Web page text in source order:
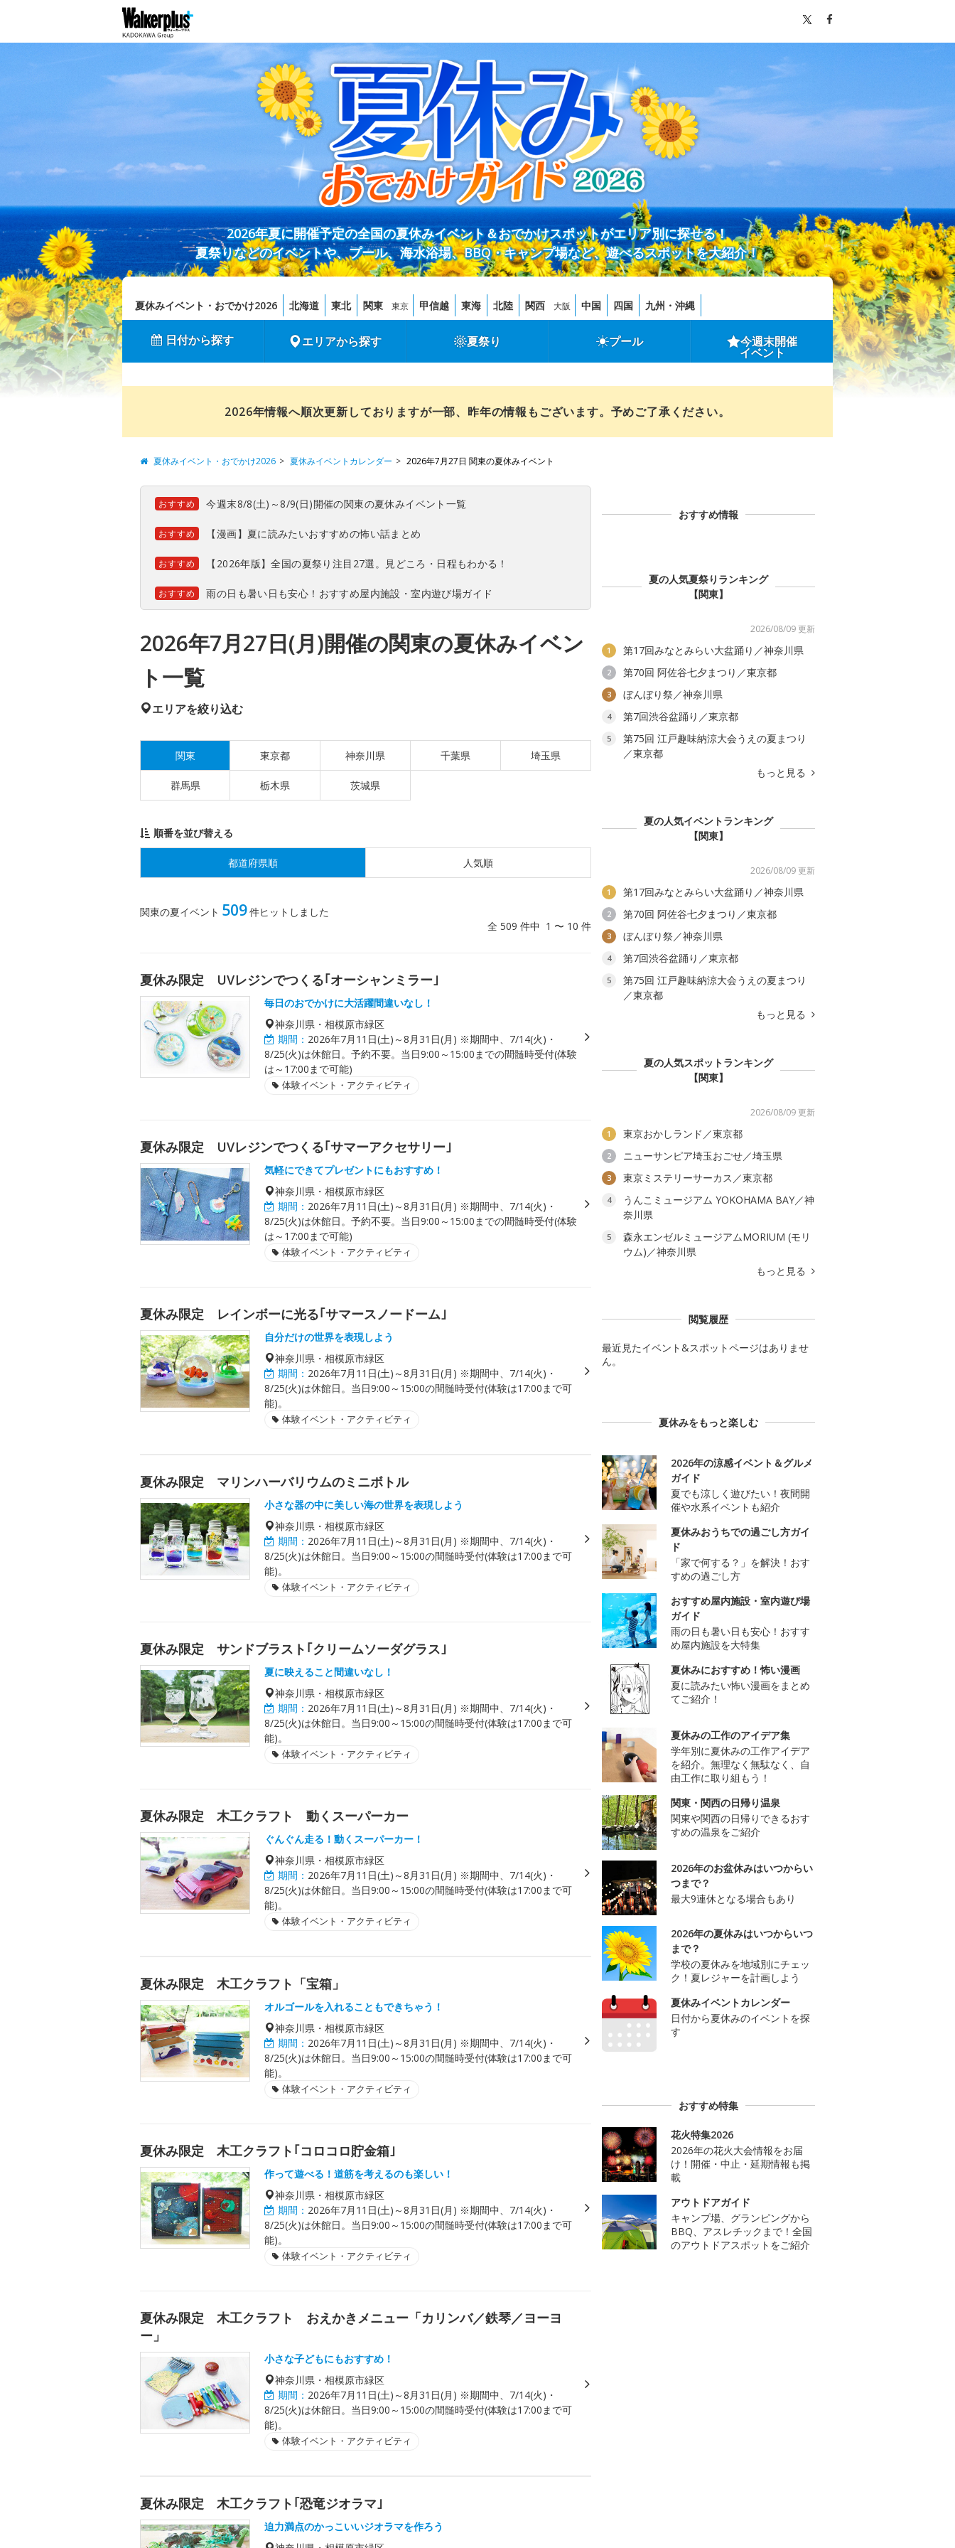
2026年夏に開催予定の全国の夏休みイベント＆おでかけスポットがエリア別に探せる！
夏祭りなどのイベントや、プール、海水浴場、BBQ・キャンプ場など、遊べるスポットを大紹介！
夏休みイベント・おでかけ2026 北海道 東北 関東 東京 甲信越 東海 北陸 関西 大阪 中国 四国 九州・沖縄
日付から探す エリアから探す 夏祭り プール 今週末開催
イベント
2026年情報へ順次更新しておりますが一部、昨年の情報もございます。予めご了承ください。
夏休みイベント・おでかけ2026 夏休みイベントカレンダー 2026年7月27日 関東の夏休みイベント
おすすめ 今週末8/8(土)～8/9(日)開催の関東の夏休みイベント一覧
おすすめ 【漫画】夏に読みたいおすすめの怖い話まとめ
おすすめ 【2026年版】全国の夏祭り注目27選。見どころ・日程もわかる！
おすすめ 雨の日も暑い日も安心！おすすめ屋内施設・室内遊び場ガイド
2026年7月27日(月)開催の関東の夏休みイベン
ト一覧
エリアを絞り込む
関東 東京都 神奈川県 千葉県 埼玉県
群馬県 栃木県 茨城県
順番を並び替える
都道府県順 人気順
関東の夏イベント 509件ヒットしました
全 509 件中 1 〜 10 件
夏休み限定 UVレジンでつくる｢オーシャンミラー｣
毎日のおでかけに大活躍間違いなし！
神奈川県・相模原市緑区
期間： 2026年7月11日(土)～8月31日(月) ※期間中、7/14(火)・
8/25(火)は休館日。予約不要。当日9:00～15:00までの間髄時受付(体験
は～17:00まで可能)
体験イベント・アクティビティ
夏休み限定 UVレジンでつくる｢サマーアクセサリー｣
気軽にできてプレゼントにもおすすめ！
神奈川県・相模原市緑区
期間： 2026年7月11日(土)～8月31日(月) ※期間中、7/14(火)・
8/25(火)は休館日。予約不要。当日9:00～15:00までの間髄時受付(体験
は～17:00まで可能)
体験イベント・アクティビティ
夏休み限定 レインボーに光る｢サマースノードーム｣
自分だけの世界を表現しよう
神奈川県・相模原市緑区
期間： 2026年7月11日(土)～8月31日(月) ※期間中、7/14(火)・
8/25(火)は休館日。当日9:00～15:00の間髄時受付(体験は17:00まで可
能)。
体験イベント・アクティビティ
夏休み限定 マリンハーバリウムのミニボトル
小さな器の中に美しい海の世界を表現しよう
神奈川県・相模原市緑区
期間： 2026年7月11日(土)～8月31日(月) ※期間中、7/14(火)・
8/25(火)は休館日。当日9:00～15:00の間髄時受付(体験は17:00まで可
能)。
体験イベント・アクティビティ
夏休み限定 サンドブラスト｢クリームソーダグラス｣
夏に映えること間違いなし！
神奈川県・相模原市緑区
期間： 2026年7月11日(土)～8月31日(月) ※期間中、7/14(火)・
8/25(火)は休館日。当日9:00～15:00の間髄時受付(体験は17:00まで可
能)。
体験イベント・アクティビティ
夏休み限定 木工クラフト 動くスーパーカー
ぐんぐん走る！動くスーパーカー！
神奈川県・相模原市緑区
期間： 2026年7月11日(土)～8月31日(月) ※期間中、7/14(火)・
8/25(火)は休館日。当日9:00～15:00の間髄時受付(体験は17:00まで可
能)。
体験イベント・アクティビティ
夏休み限定 木工クラフト「宝箱」
オルゴールを入れることもできちゃう！
神奈川県・相模原市緑区
期間： 2026年7月11日(土)～8月31日(月) ※期間中、7/14(火)・
8/25(火)は休館日。当日9:00～15:00の間髄時受付(体験は17:00まで可
能)。
体験イベント・アクティビティ
夏休み限定 木工クラフト｢コロコロ貯金箱｣
作って遊べる！道筋を考えるのも楽しい！
神奈川県・相模原市緑区
期間： 2026年7月11日(土)～8月31日(月) ※期間中、7/14(火)・
8/25(火)は休館日。当日9:00～15:00の間髄時受付(体験は17:00まで可
能)。
体験イベント・アクティビティ
夏休み限定 木工クラフト おえかきメニュー「カリンバ／鉄琴／ヨーヨ
ー」
小さな子どもにもおすすめ！
神奈川県・相模原市緑区
期間： 2026年7月11日(土)～8月31日(月) ※期間中、7/14(火)・
8/25(火)は休館日。当日9:00～15:00の間髄時受付(体験は17:00まで可
能)。
体験イベント・アクティビティ
夏休み限定 木工クラフト｢恐竜ジオラマ｣
迫力満点のかっこいいジオラマを作ろう
おすすめ情報
夏の人気夏祭りランキング
【関東】
2026/08/09 更新
1 第17回みなとみらい大盆踊り／神奈川県
2 第70回 阿佐谷七夕まつり／東京都
3 ぼんぼり祭／神奈川県
4 第7回渋谷盆踊り／東京都
5
第75回 江戸趣味納涼大会うえの夏まつり
／東京都
もっと見る
夏の人気イベントランキング
【関東】
2026/08/09 更新
1 第17回みなとみらい大盆踊り／神奈川県
2 第70回 阿佐谷七夕まつり／東京都
3 ぼんぼり祭／神奈川県
4 第7回渋谷盆踊り／東京都
5
第75回 江戸趣味納涼大会うえの夏まつり
／東京都
もっと見る
夏の人気スポットランキング
【関東】
2026/08/09 更新
1 東京おかしランド／東京都
2 ニューサンピア埼玉おごせ／埼玉県
3 東京ミステリーサーカス／東京都
4
うんこミュージアム YOKOHAMA BAY／神
奈川県
5
森永エンゼルミュージアムMORIUM (モリ
ウム)／神奈川県
もっと見る
閲覧履歴
最近見たイベント&スポットページはありませ
ん。
夏休みをもっと楽しむ
2026年の涼感イベント＆グルメ
ガイド
夏でも涼しく遊びたい！夜間開
催や水系イベントも紹介
夏休みおうちでの過ごし方ガイ
ド
「家で何する？」を解決！おす
すめの過ごし方
おすすめ屋内施設・室内遊び場
ガイド
雨の日も暑い日も安心！おすす
め屋内施設を大特集
夏休みにおすすめ！怖い漫画
夏に読みたい怖い漫画をまとめ
てご紹介！
夏休みの工作のアイデア集
学年別に夏休みの工作アイデア
を紹介。無理なく無駄なく、自
由工作に取り組もう！
関東・関西の日帰り温泉
関東や関西の日帰りできるおす
すめの温泉をご紹介
2026年のお盆休みはいつからい
つまで？
最大9連休となる場合もあり
2026年の夏休みはいつからいつ
まで？
学校の夏休みを地域別にチェッ
ク！夏レジャーを計画しよう
夏休みイベントカレンダー
日付から夏休みのイベントを探
す
おすすめ特集
花火特集2026
2026年の花火大会情報をお届
け！開催・中止・延期情報も掲
載
アウトドアガイド
キャンプ場、グランピングから
BBQ、アスレチックまで！全国
のアウトドアスポットをご紹介